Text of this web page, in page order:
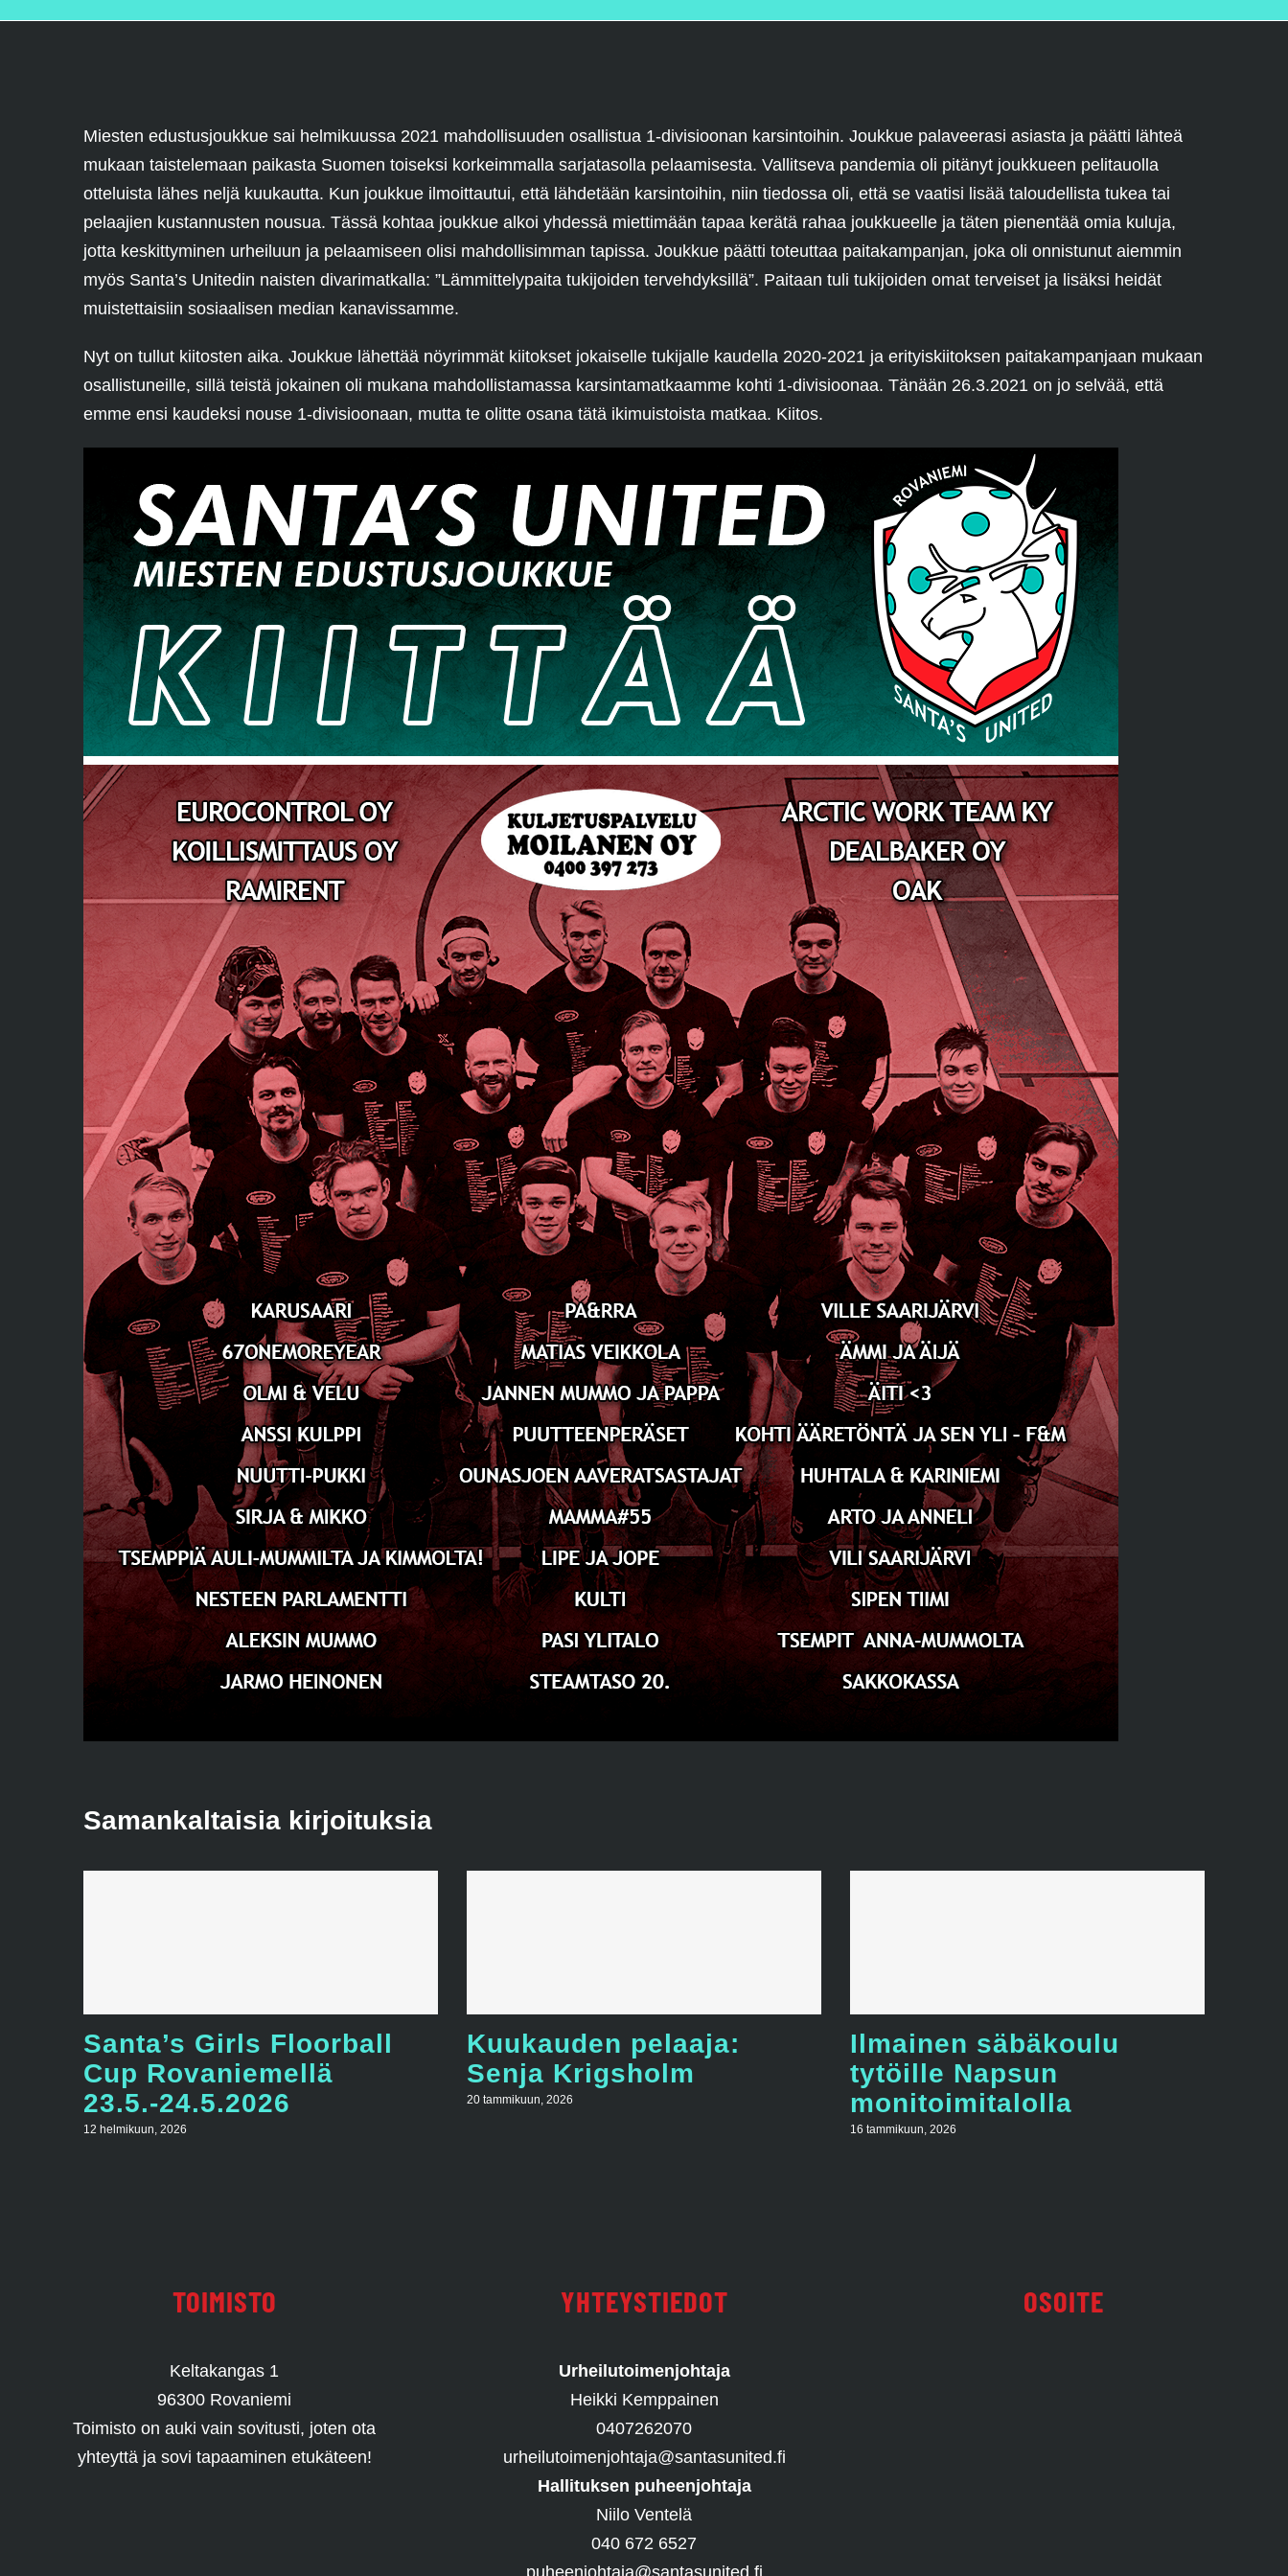
Miesten edustusjoukkue sai helmikuussa 2021 mahdollisuuden osallistua 1-divisioonan karsintoihin. Joukkue palaveerasi asiasta ja päätti lähteä
mukaan taistelemaan paikasta Suomen toiseksi korkeimmalla sarjatasolla pelaamisesta. Vallitseva pandemia oli pitänyt joukkueen pelitauolla
otteluista lähes neljä kuukautta. Kun joukkue ilmoittautui, että lähdetään karsintoihin, niin tiedossa oli, että se vaatisi lisää taloudellista tukea tai
pelaajien kustannusten nousua. Tässä kohtaa joukkue alkoi yhdessä miettimään tapaa kerätä rahaa joukkueelle ja täten pienentää omia kuluja,
jotta keskittyminen urheiluun ja pelaamiseen olisi mahdollisimman tapissa. Joukkue päätti toteuttaa paitakampanjan, joka oli onnistunut aiemmin
myös Santa’s Unitedin naisten divarimatkalla: ”Lämmittelypaita tukijoiden tervehdyksillä”. Paitaan tuli tukijoiden omat terveiset ja lisäksi heidät
muistettaisiin sosiaalisen median kanavissamme.
Nyt on tullut kiitosten aika. Joukkue lähettää nöyrimmät kiitokset jokaiselle tukijalle kaudella 2020-2021 ja erityiskiitoksen paitakampanjaan mukaan
osallistuneille, sillä teistä jokainen oli mukana mahdollistamassa karsintamatkaamme kohti 1-divisioonaa. Tänään 26.3.2021 on jo selvää, että
emme ensi kaudeksi nouse 1-divisioonaan, mutta te olitte osana tätä ikimuistoista matkaa. Kiitos.
Samankaltaisia kirjoituksia
Santa’s Girls Floorball
Cup Rovaniemellä
23.5.-24.5.2026
12 helmikuun, 2026
Kuukauden pelaaja:
Senja Krigsholm
20 tammikuun, 2026
Ilmainen säbäkoulu
tytöille Napsun
monitoimitalolla
16 tammikuun, 2026
TOIMISTO
Keltakangas 1
96300 Rovaniemi
Toimisto on auki vain sovitusti, joten ota
yhteyttä ja sovi tapaaminen etukäteen!
YHTEYSTIEDOT
Urheilutoimenjohtaja
Heikki Kemppainen
0407262070
urheilutoimenjohtaja@santasunited.fi
Hallituksen puheenjohtaja
Niilo Ventelä
040 672 6527
puheenjohtaja@santasunited.fi
OSOITE